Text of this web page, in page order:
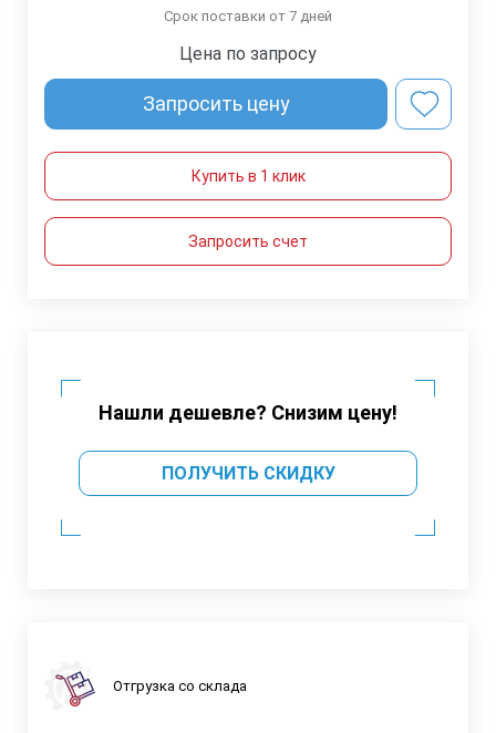
Срок поставки от 7 дней
Цена по запросу
Запросить цену
Купить в 1 клик
Запросить счет
Нашли дешевле? Снизим цену!
ПОЛУЧИТЬ СКИДКУ
Отгрузка со склада